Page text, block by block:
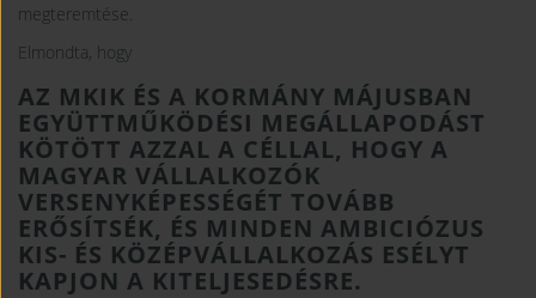
megteremtése.
Elmondta, hogy
AZ MKIK ÉS A KORMÁNY MÁJUSBAN
EGYÜTTMŰKÖDÉSI MEGÁLLAPODÁST
KÖTÖTT AZZAL A CÉLLAL, HOGY A
MAGYAR VÁLLALKOZÓK
VERSENYKÉPESSÉGÉT TOVÁBB
ERŐSÍTSÉK, ÉS MINDEN AMBICIÓZUS
KIS- ÉS KÖZÉPVÁLLALKOZÁS ESÉLYT
KAPJON A KITELJESEDÉSRE.